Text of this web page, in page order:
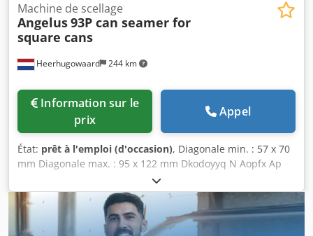
Heerhugowaard 244 km
Machine de scellage
Angelus93P can seamer for
square cans
prix
Appel
État: prêt à l'emploi (d'occasion), Diagonale min. : 57 x 70
mm Diagonale max. : 95 x 122 mm Dkodoyyq N Aopfx Ap
Hor Hauteur : 76 mm – 280 mm Capacité de production :
jusqu’à 300 unités/min.